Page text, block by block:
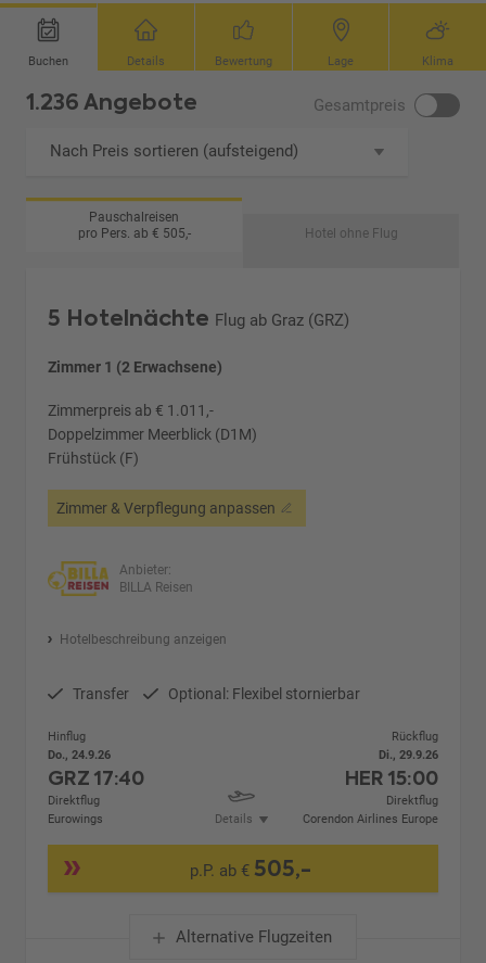
Buchen Details Bewertung Lage Klima
1.236 Angebote Gesamtpreis
Nach Preis sortieren (aufsteigend)
Pauschalreisen
pro Pers. ab € 505,-
Hotel ohne Flug
5 Hotelnächte Flug ab Graz (GRZ)
Zimmer 1 (2 Erwachsene)
Zimmerpreis ab € 1.011,-
Doppelzimmer Meerblick (D1M)
Frühstück (F)
Zimmer & Verpflegung anpassen
Anbieter:
BILLA Reisen
Hotelbeschreibung anzeigen
Transfer Optional: Flexibel stornierbar
Hinflug
Do., 24.9.26
GRZ17:40
Direktflug
Eurowings
Details
Rückflug
Di., 29.9.26
HER 15:00
Direktflug
Corendon Airlines Europe
p.P. ab € 505,-
Alternative Flugzeiten